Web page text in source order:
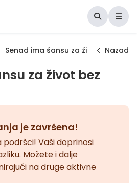
Senad ima šansu za život bezNazad
za život bez
je završena!
podršci! Vaši doprinosi
Možete i dalje
na druge aktivne